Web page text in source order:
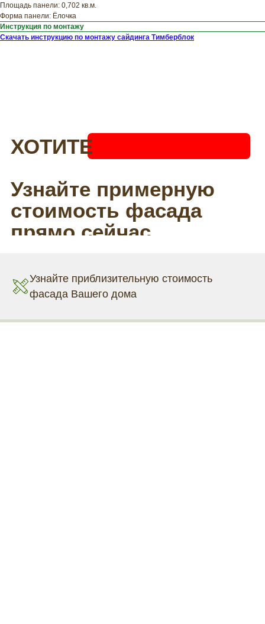
Площадь панели: 0,702 кв.м.
Форма панели: Ёлочка
Инструкция по монтажу
Скачать инструкцию по монтажу сайдинга Тимберблок
Узнайте приблизительную стоимость
фасада Вашего дома